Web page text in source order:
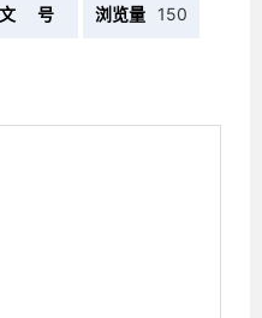
文 号 浏览量 150